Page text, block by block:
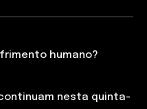
humano?
nesta quinta-